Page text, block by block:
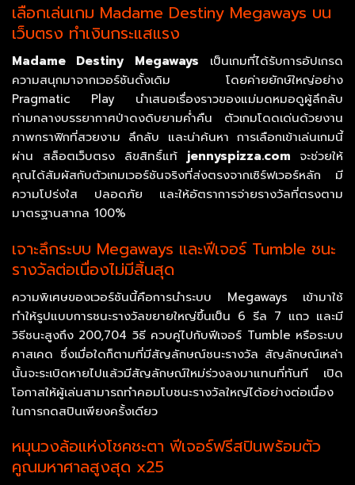
เลือกเล่นเกม Madame Destiny Megaways บน
เว็บตรง ทำเงินกระแสแรง
Madame Destiny Megaways เป็นเกมที่ได้รับการอัปเกรด
ความสนุกมาจากเวอร์ชันดั้งเดิม โดยค่ายยักษ์ใหญ่อย่าง
Pragmatic Play นำเสนอเรื่องราวของแม่มดหมอดูผู้ลึกลับ
ท่ามกลางบรรยากาศป่าดงดิบยามค่ำคืน ตัวเกมโดดเด่นด้วยงาน
ภาพกราฟิกที่สวยงาม ลึกลับ และน่าค้นหา การเลือกเข้าเล่นเกมนี้
ผ่าน สล็อตเว็บตรง ลิขสิทธิ์แท้ jennyspizza.com จะช่วยให้
คุณได้สัมผัสกับตัวเกมเวอร์ชันจริงที่ส่งตรงจากเซิร์ฟเวอร์หลัก มี
ความโปร่งใส ปลอดภัย และให้อัตราการจ่ายรางวัลที่ตรงตาม
มาตรฐานสากล 100%
เจาะลึกระบบ Megaways และฟีเจอร์ Tumble ชนะ
รางวัลต่อเนื่องไม่มีสิ้นสุด
ความพิเศษของเวอร์ชันนี้คือการนำระบบ Megaways เข้ามาใช้
ทำให้รูปแบบการชนะรางวัลขยายใหญ่ขึ้นเป็น 6 รีล 7 แถว และมี
วิธีชนะสูงถึง 200,704 วิธี ควบคู่ไปกับฟีเจอร์ Tumble หรือระบบ
คาสเคด ซึ่งเมื่อใดก็ตามที่มีสัญลักษณ์ชนะรางวัล สัญลักษณ์เหล่า
นั้นจะระเบิดหายไปแล้วมีสัญลักษณ์ใหม่ร่วงลงมาแทนที่ทันที เปิด
โอกาสให้ผู้เล่นสามารถทำคอมโบชนะรางวัลใหญ่ได้อย่างต่อเนื่อง
ในการกดสปินเพียงครั้งเดียว
หมุนวงล้อแห่งโชคชะตา ฟีเจอร์ฟรีสปินพร้อมตัว
คูณมหาศาลสูงสุด x25